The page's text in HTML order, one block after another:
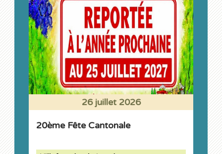
26 juillet 2026
20ème Fête Cantonale